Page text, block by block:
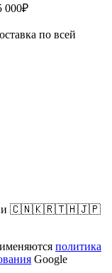
000₽
по всей
Азии 🇨🇳🇰🇷🇹🇭🇯🇵
политика
Google